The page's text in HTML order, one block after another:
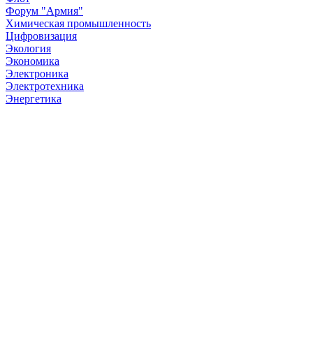
Форум "Армия"
Химическая промышленность
Цифровизация
Экология
Экономика
Электроника
Электротехника
Энергетика